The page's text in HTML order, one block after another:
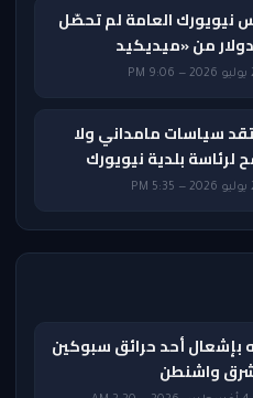
نيويورك العامة لم تحصّل
سياسات مامداني ولا
لرئاسة بلدية نيويورك
بإشعال أحد حرائق سبوكين
واشنطن